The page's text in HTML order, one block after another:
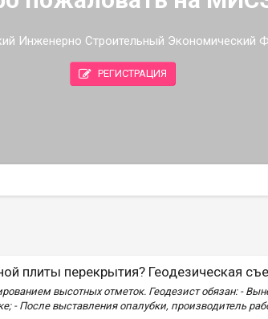
Инженерно Строительный Экономический
РЕГИСТРАЦИЯ
плиты перекрытия? Геодезическая
высотных отметок. Геодезист обязан: -
После выставления опалубки, производитель